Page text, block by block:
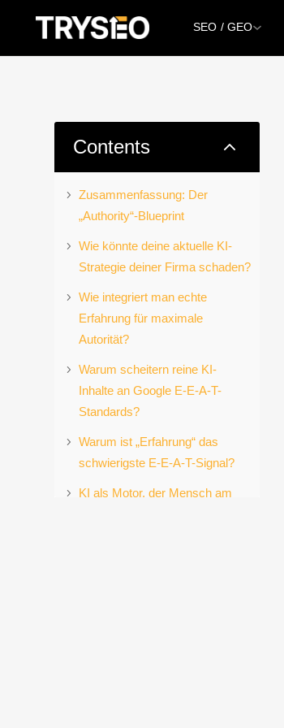
SEO / GEO
Contents 2
Zusammenfassung: Der
„Authority“-Blueprint
Wie könnte deine aktuelle KI-
Strategie deiner Firma schaden?
Wie integriert man echte
Erfahrung für maximale
Autorität?
Warum scheitern reine KI-
Inhalte an Google E-E-A-T-
Standards?
Warum ist „Erfahrung“ das
schwierigste E-E-A-T-Signal?
KI als Motor, der Mensch am